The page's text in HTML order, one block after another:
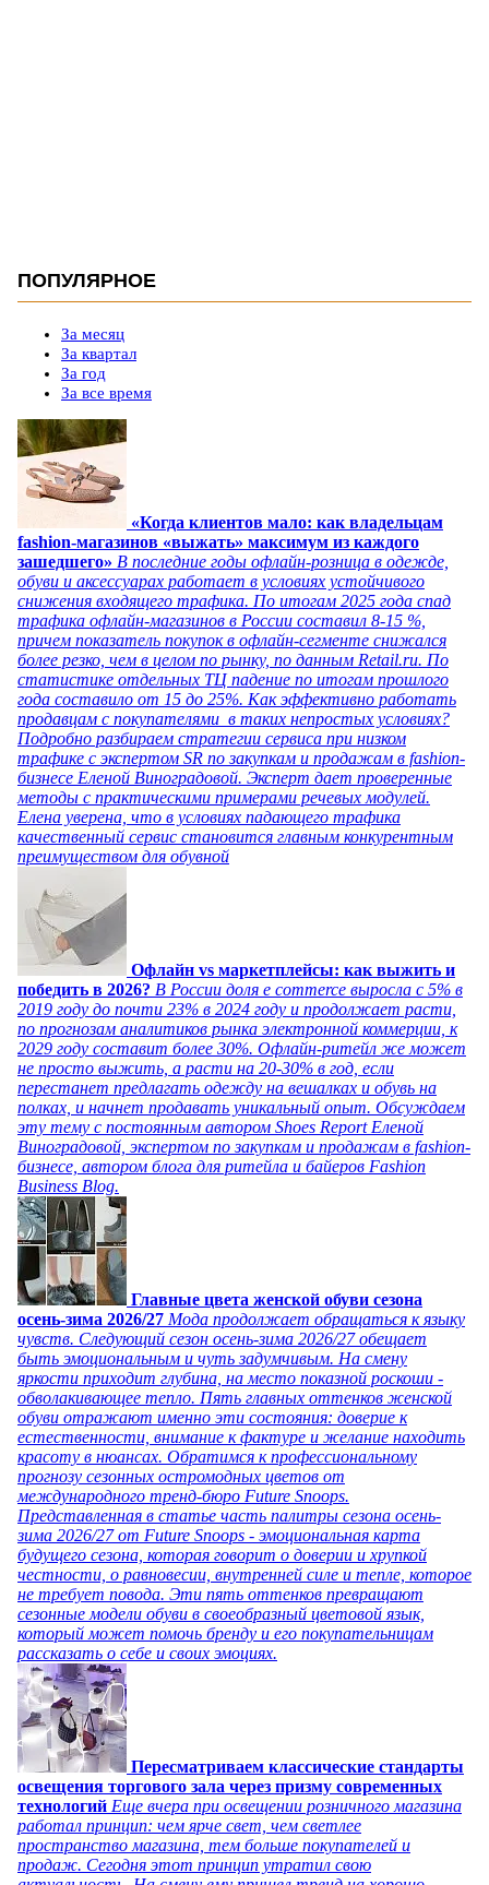
ПОПУЛЯРНОЕ
За месяц
За квартал
За год
За все время
«Когда клиентов мало: как владельцам
fashion-магазинов «выжать» максимум из каждого
зашедшего» В последние годы офлайн-розница в одежде,
обуви и аксессуарах работает в условиях устойчивого
снижения входящего трафика. По итогам 2025 года спад
трафика офлайн-магазинов в России составил 8-15 %,
причем показатель покупок в офлайн-сегменте снижался
более резко, чем в целом по рынку, по данным Retail.ru. По
статистике отдельных ТЦ падение по итогам прошлого
года составило от 15 до 25%. Как эффективно работать
продавцам с покупателями в таких непростых условиях?
Подробно разбираем стратегии сервиса при низком
трафике с экспертом SR по закупкам и продажам в fashion-
бизнесе Еленой Виноградовой. Эксперт дает проверенные
методы с практическими примерами речевых модулей.
Елена уверена, что в условиях падающего трафика
качественный сервис становится главным конкурентным
преимуществом для обувной
Офлайн vs маркетплейсы: как выжить и
победить в 2026? В России доля e commerce выросла с 5% в
2019 году до почти 23% в 2024 году и продолжает расти,
по прогнозам аналитиков рынка электронной коммерции, к
2029 году составит более 30%. Офлайн-ритейл же может
не просто выжить, а расти на 20-30% в год, если
перестанет предлагать одежду на вешалках и обувь на
полках, и начнет продавать уникальный опыт. Обсуждаем
эту тему с постоянным автором Shoes Report Еленой
Виноградовой, экспертом по закупкам и продажам в fashion-
бизнесе, автором блога для ритейла и байеров Fashion
Business Blog.
Главные цвета женской обуви сезона
осень-зима 2026/27 Мода продолжает обращаться к языку
чувств. Следующий сезон осень-зима 2026/27 обещает
быть эмоциональным и чуть задумчивым. На смену
яркости приходит глубина, на место показной роскоши -
обволакивающее тепло. Пять главных оттенков женской
обуви отражают именно эти состояния: доверие к
естественности, внимание к фактуре и желание находить
красоту в нюансах. Обратимся к профессиональному
прогнозу сезонных остромодных цветов от
международного тренд-бюро Future Snoops.
Представленная в статье часть палитры сезона осень-
зима 2026/27 от Future Snoops - эмоциональная карта
будущего сезона, которая говорит о доверии и хрупкой
честности, о равновесии, внутренней силе и тепле, которое
не требует повода. Эти пять оттенков превращают
сезонные модели обуви в своеобразный цветовой язык,
который может помочь бренду и его покупательницам
рассказать о себе и своих эмоциях.
Пересматриваем классические стандарты
освещения торгового зала через призму современных
технологий Еще вчера при освещении розничного магазина
работал принцип: чем ярче свет, чем светлее
пространство магазина, тем больше покупателей и
продаж. Сегодня этот принцип утратил свою